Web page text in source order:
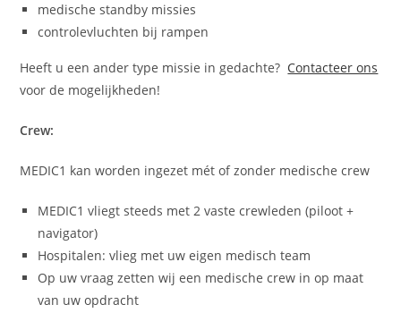
medische standby missies
controlevluchten bij rampen
Heeft u een ander type missie in gedachte? Contacteer ons
voor de mogelijkheden!
Crew:
MEDIC1 kan worden ingezet mét of zonder medische crew
MEDIC1 vliegt steeds met 2 vaste crewleden (piloot +
navigator)
Hospitalen: vlieg met uw eigen medisch team
Op uw vraag zetten wij een medische crew in op maat
van uw opdracht